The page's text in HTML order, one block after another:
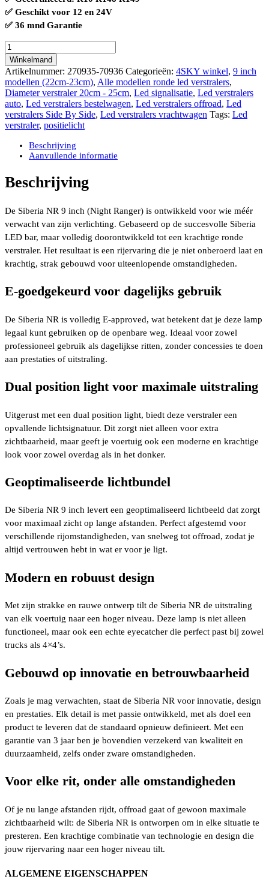
✅ Geschikt voor 12 en 24V
✅ 36 mnd Garantie
Siberia
NR
9
inch
13.377
lumen
incl.
positielicht
in
amber
R148
R149
aantal
Winkelmand
Artikelnummer: 270935-70936 Categorieën: 4SKY winkel, 9 inch
modellen (22cm-23cm), Alle modellen ronde led verstralers,
Diameter verstraler 20cm - 25cm, Led signalisatie, Led verstralers
auto, Led verstralers bestelwagen, Led verstralers offroad, Led
verstralers Side By Side, Led verstralers vrachtwagen Tags: Led
verstraler, positielicht
Beschrijving
Aanvullende informatie
Beschrijving
De Siberia NR 9 inch (Night Ranger) is ontwikkeld voor wie méér
verwacht van zijn verlichting. Gebaseerd op de succesvolle Siberia
LED bar, maar volledig doorontwikkeld tot een krachtige ronde
verstraler. Het resultaat is een rijervaring die je niet onberoerd laat en
krachtig, strak gebouwd voor uiteenlopende omstandigheden.
E-goedgekeurd voor dagelijks gebruik
De Siberia NR is volledig E-approved, wat betekent dat je deze lamp
legaal kunt gebruiken op de openbare weg. Ideaal voor zowel
professioneel gebruik als dagelijkse ritten, zonder concessies te doen
aan prestaties of uitstraling.
Dual position light voor maximale uitstraling
Uitgerust met een dual position light, biedt deze verstraler een
opvallende lichtsignatuur. Dit zorgt niet alleen voor extra
zichtbaarheid, maar geeft je voertuig ook een moderne en krachtige
look voor zowel overdag als in het donker.
Geoptimaliseerde lichtbundel
De Siberia NR 9 inch levert een geoptimaliseerd lichtbeeld dat zorgt
voor maximaal zicht op lange afstanden. Perfect afgestemd voor
verschillende rijomstandigheden, van snelweg tot offroad, zodat je
altijd vertrouwen hebt in wat er voor je ligt.
Modern en robuust design
Met zijn strakke en rauwe ontwerp tilt de Siberia NR de uitstraling
van elk voertuig naar een hoger niveau. Deze lamp is niet alleen
functioneel, maar ook een echte eyecatcher die perfect past bij zowel
trucks als 4×4’s.
Gebouwd op innovatie en betrouwbaarheid
Zoals je mag verwachten, staat de Siberia NR voor innovatie, design
en prestaties. Elk detail is met passie ontwikkeld, met als doel een
product te leveren dat de standaard opnieuw definieert. Met een
garantie van 3 jaar ben je bovendien verzekerd van kwaliteit en
duurzaamheid, zelfs onder zware omstandigheden.
Voor elke rit, onder alle omstandigheden
Of je nu lange afstanden rijdt, offroad gaat of gewoon maximale
zichtbaarheid wilt: de Siberia NR is ontworpen om in elke situatie te
presteren. Een krachtige combinatie van technologie en design die
jouw rijervaring naar een hoger niveau tilt.
ALGEMENE EIGENSCHAPPEN